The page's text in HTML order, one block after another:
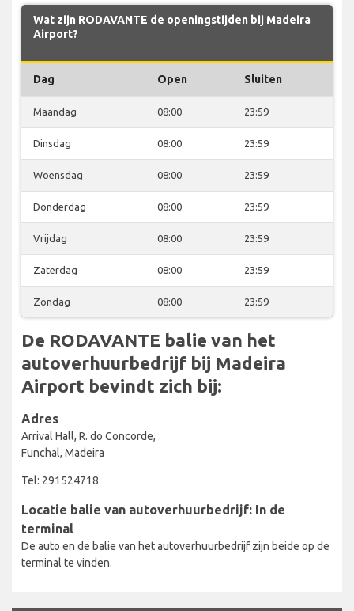
Wat zijn RODAVANTE de openingstijden bij Madeira
Airport?
Dag Open Sluiten
Maandag 08:00 23:59
Dinsdag 08:00 23:59
Woensdag 08:00 23:59
Donderdag 08:00 23:59
Vrijdag 08:00 23:59
Zaterdag 08:00 23:59
Zondag 08:00 23:59
De RODAVANTE balie van het
autoverhuurbedrijf bij Madeira
Airport bevindt zich bij:
Adres
Arrival Hall, R. do Concorde,
Funchal, Madeira
Tel: 291524718
Locatie balie van autoverhuurbedrijf: In de
terminal
De auto en de balie van het autoverhuurbedrijf zijn beide op de
terminal te vinden.